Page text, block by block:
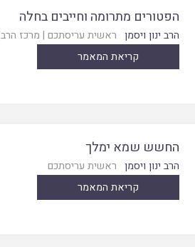
הפטורים מתרומה וחייבים בחלה
הרב ינון ויסמן ראשית עריסתכם | מרכז הרב
קריאת המאמר
החשש שמא ימלך
הרב ינון ויסמן ראשית עריסתכם
קריאת המאמר